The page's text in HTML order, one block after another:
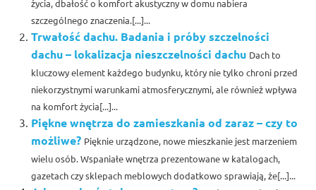
życia, dbałość o komfort akustyczny w domu nabiera
szczególnego znaczenia.[...]...
Trwałość dachu. Badania i próby szczelności
dachu – lokalizacja nieszczelności dachu Dach to
kluczowy element każdego budynku, który nie tylko chroni przed
niekorzystnymi warunkami atmosferycznymi, ale również wpływa
na komfort życia[...]...
Piękne wnętrza do zamieszkania od zaraz – czy to
możliwe? Pięknie urządzone, nowe mieszkanie jest marzeniem
wielu osób. Wspaniałe wnętrza prezentowane w katalogach,
gazetach czy sklepach meblowych dodatkowo sprawiają, że[...]...